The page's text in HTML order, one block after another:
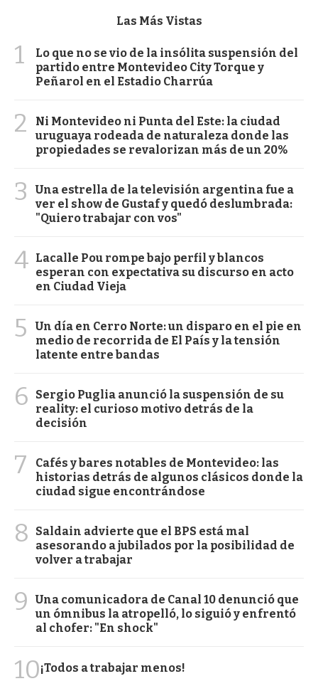
Las Más Vistas
1
Lo que no se vio de la insólita suspensión del
partido entre Montevideo City Torque y
Peñarol en el Estadio Charrúa
2
Ni Montevideo ni Punta del Este: la ciudad
uruguaya rodeada de naturaleza donde las
propiedades se revalorizan más de un 20%
3
Una estrella de la televisión argentina fue a
ver el show de Gustaf y quedó deslumbrada:
"Quiero trabajar con vos"
4 Lacalle Pou rompe bajo perfil y blancos
esperan con expectativa su discurso en acto
en Ciudad Vieja
5
Un día en Cerro Norte: un disparo en el pie en
medio de recorrida de El País y la tensión
latente entre bandas
6
Sergio Puglia anunció la suspensión de su
reality: el curioso motivo detrás de la
decisión
7
Cafés y bares notables de Montevideo: las
historias detrás de algunos clásicos donde la
ciudad sigue encontrándose
8
Saldain advierte que el BPS está mal
asesorando a jubilados por la posibilidad de
volver a trabajar
9
Una comunicadora de Canal 10 denunció que
un ómnibus la atropelló, lo siguió y enfrentó
al chofer: "En shock"
10¡Todos a trabajar menos!